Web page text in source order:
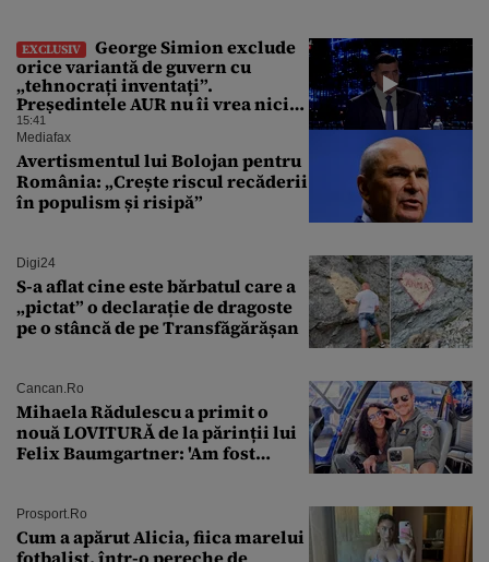
EXCLUSIV
George Simion exclude
orice variantă de guvern cu
„tehnocrați inventați”.
Președintele AUR nu îi vrea nici
pe Alexandru Nazare, pe Adrian
Veștea și nici pe Eugen Tomac
15:41
Mediafax
Avertismentul lui Bolojan pentru
România: „Crește riscul recăderii
în populism și risipă”
Digi24
S-a aflat cine este bărbatul care a
„pictat” o declarație de dragoste
pe o stâncă de pe Transfăgărășan
Cancan.ro
Mihaela Rădulescu a primit o
nouă LOVITURĂ de la părinții lui
Felix Baumgartner: 'Am fost
Prosport.ro
Cum a apărut Alicia, fiica marelui